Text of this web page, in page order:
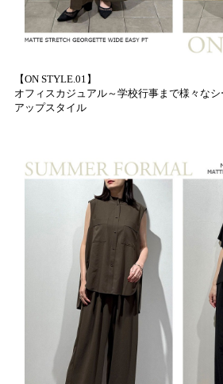
【ON STYLE.01】
オフィスカジュアル～学校行事まで様々な
アップスタイル